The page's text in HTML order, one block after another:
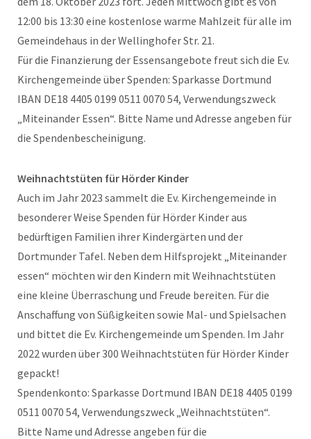
12:00 bis 13:30 eine kostenlose warme Mahlzeit für alle im
Gemeindehaus in der Wellinghofer Str. 21.
Für die Finanzierung der Essensangebote freut sich die Ev.
Kirchengemeinde über Spenden: Sparkasse Dortmund
IBAN DE18 4405 0199 0511 0070 54, Verwendungszweck
„Miteinander Essen“. Bitte Name und Adresse angeben für
die Spendenbescheinigung.
Weihnachtstüten für Hörder Kinder
Auch im Jahr 2023 sammelt die Ev. Kirchengemeinde in
besonderer Weise Spenden für Hörder Kinder aus
bedürftigen Familien ihrer Kindergärten und der
Dortmunder Tafel. Neben dem Hilfsprojekt „Miteinander
essen“ möchten wir den Kindern mit Weihnachtstüten
eine kleine Überraschung und Freude bereiten. Für die
Anschaffung von Süßigkeiten sowie Mal- und Spielsachen
und bittet die Ev. Kirchengemeinde um Spenden. Im Jahr
2022 wurden über 300 Weihnachtstüten für Hörder Kinder
gepackt!
Spendenkonto: Sparkasse Dortmund IBAN DE18 4405 0199
0511 0070 54, Verwendungszweck „Weihnachtstüten“.
Bitte Name und Adresse angeben für die